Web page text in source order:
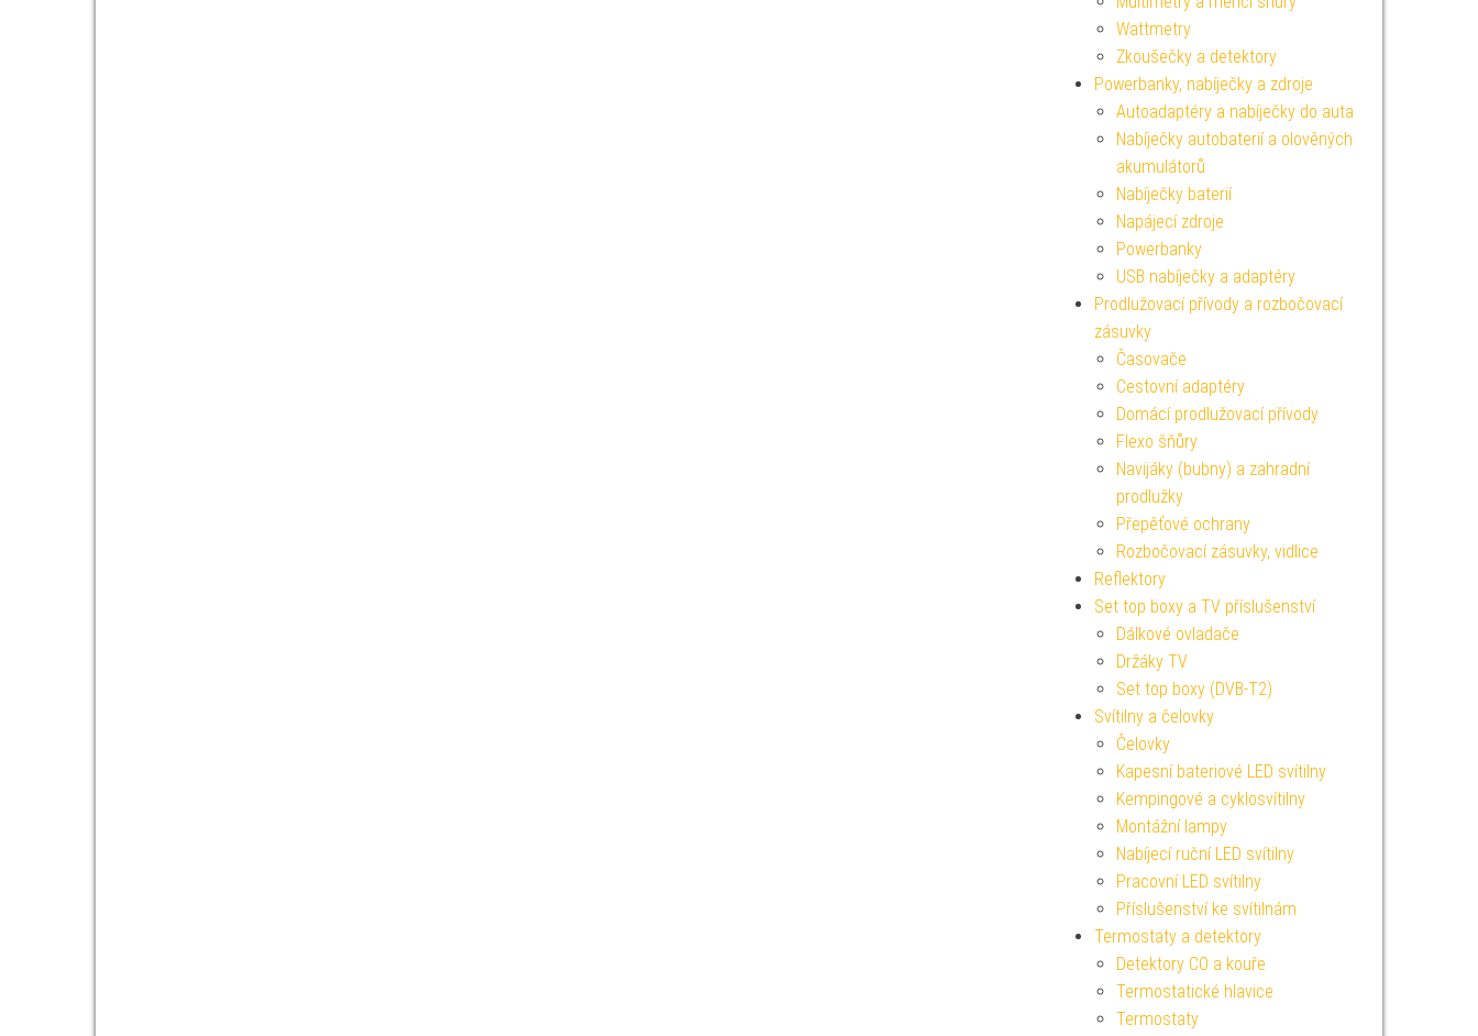
Wattmetry
Zkoušečky a detektory
Powerbanky, nabíječky a zdroje
Autoadaptéry a nabíječky do auta
Nabíječky autobaterií a olověných
akumulátorů
Nabíječky baterií
Napájecí zdroje
Powerbanky
USB nabíječky a adaptéry
Prodlužovací přívody a rozbočovací
zásuvky
Časovače
Cestovní adaptéry
Domácí prodlužovací přívody
Flexo šňůry
Navijáky (bubny) a zahradní
prodlužky
Přepěťové ochrany
Rozbočovací zásuvky, vidlice
Reflektory
Set top boxy a TV příslušenství
Dálkové ovladače
Držáky TV
Set top boxy (DVB-T2)
Svítilny a čelovky
Čelovky
Kapesní bateriové LED svítilny
Kempingové a cyklosvítilny
Montážní lampy
Nabíjecí ruční LED svítilny
Pracovní LED svítilny
Příslušenství ke svítilnám
Termostaty a detektory
Detektory CO a kouře
Termostatické hlavice
Termostaty